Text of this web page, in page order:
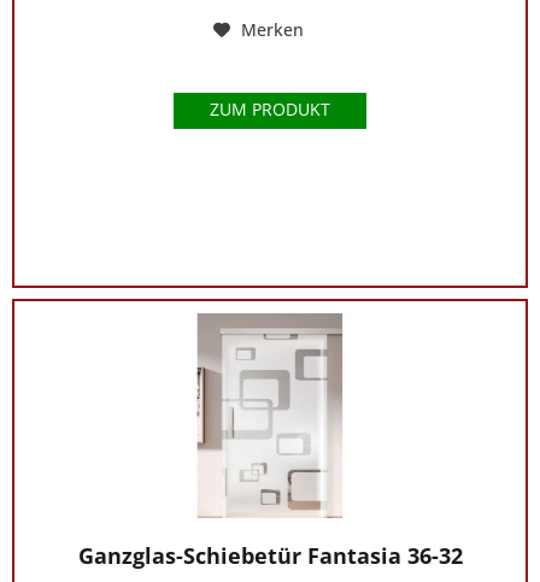
Merken
ZUM PRODUKT
Ganzglas-Schiebetür Fantasia 36-32